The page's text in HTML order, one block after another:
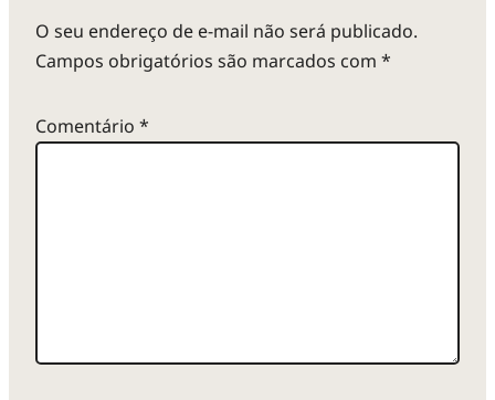
O seu endereço de e-mail não será publicado.
Campos obrigatórios são marcados com *
Comentário *